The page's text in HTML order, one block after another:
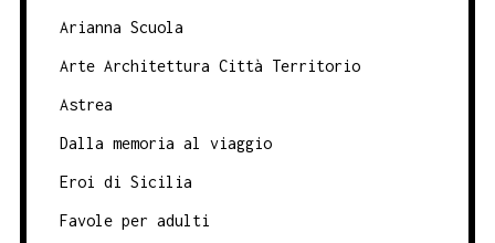
Arianna Scuola
Arte Architettura Città Territorio
Astrea
Dalla memoria al viaggio
Eroi di Sicilia
Favole per adulti